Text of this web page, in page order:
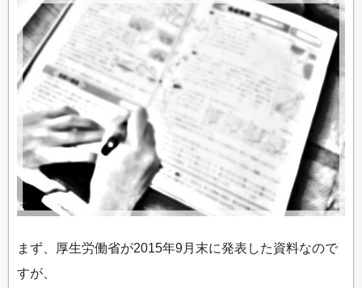
まず、厚生労働省が2015年9月末に発表した資料なので
すが、